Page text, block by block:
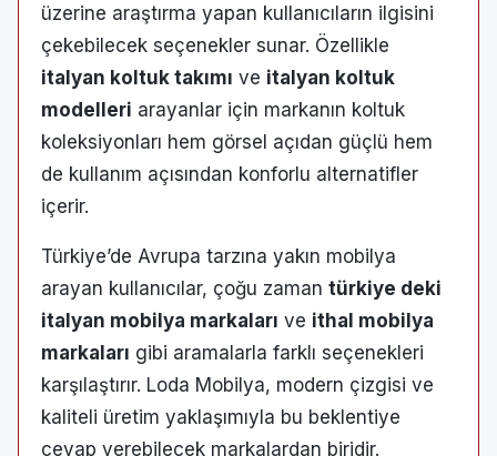
üzerine araştırma yapan kullanıcıların ilgisini
çekebilecek seçenekler sunar. Özellikle
italyan koltuk takımı ve italyan koltuk
modelleri arayanlar için markanın koltuk
koleksiyonları hem görsel açıdan güçlü hem
de kullanım açısından konforlu alternatifler
içerir.
Türkiye’de Avrupa tarzına yakın mobilya
arayan kullanıcılar, çoğu zaman türkiye deki
italyan mobilya markaları ve ithal mobilya
markaları gibi aramalarla farklı seçenekleri
karşılaştırır. Loda Mobilya, modern çizgisi ve
kaliteli üretim yaklaşımıyla bu beklentiye
cevap verebilecek markalardan biridir.